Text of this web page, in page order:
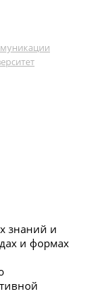
знаний и
и формах